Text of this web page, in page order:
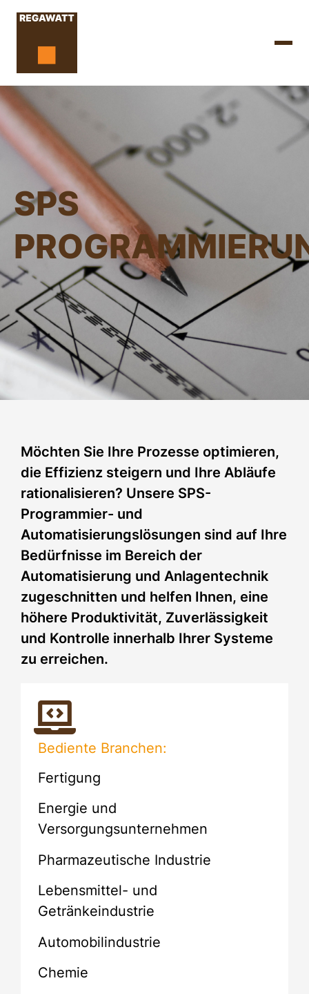
SPS
Möchten Sie Ihre Prozesse optimieren,
die Effizienz steigern und Ihre Abläufe
rationalisieren? Unsere SPS-
Programmier- und
Automatisierungslösungen sind auf Ihre
Bedürfnisse im Bereich der
Automatisierung und Anlagentechnik
zugeschnitten und helfen Ihnen, eine
höhere Produktivität, Zuverlässigkeit
und Kontrolle innerhalb Ihrer Systeme
zu erreichen.
Bediente Branchen:
Fertigung
Energie und
Versorgungsunternehmen
Pharmazeutische Industrie
Lebensmittel- und
Getränkeindustrie
Automobilindustrie
Chemie